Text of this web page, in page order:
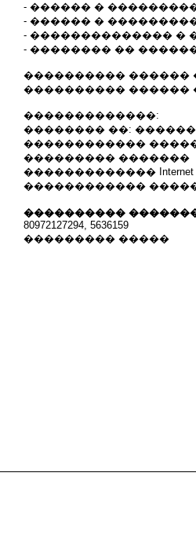
- ������ �
- ������ �
- �������������� �
- �������� ��
���������� ������
���������� ������
�������������:
�������� ��:
������������
��������� �������
������������� Internet
������������
����������
80972127294, 5636159
��������� �����